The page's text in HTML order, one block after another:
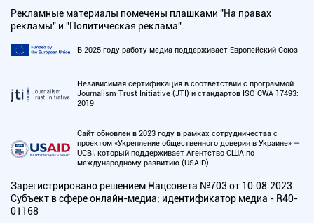
Рекламные материалы помечены плашками "На правах
рекламы" и "Политическая реклама".
В 2025 году работу медиа поддерживает Европейский Союз
Независимая сертификация в соответствии с программой
Journalism Trust Initiative (JTI) и стандартов ISO CWA 17493:
2019
Сайт обновлен в 2023 году в рамках сотрудничества с
проектом «Укрепление общественного доверия в Украине» —
UCBI, который поддерживает Агентство США по
международному развитию (USAID)
Зарегистрировано решением Нацсовета №703 от 10.08.2023
Субъект в сфере онлайн-медиа; идентификатор медиа - R40-
01168